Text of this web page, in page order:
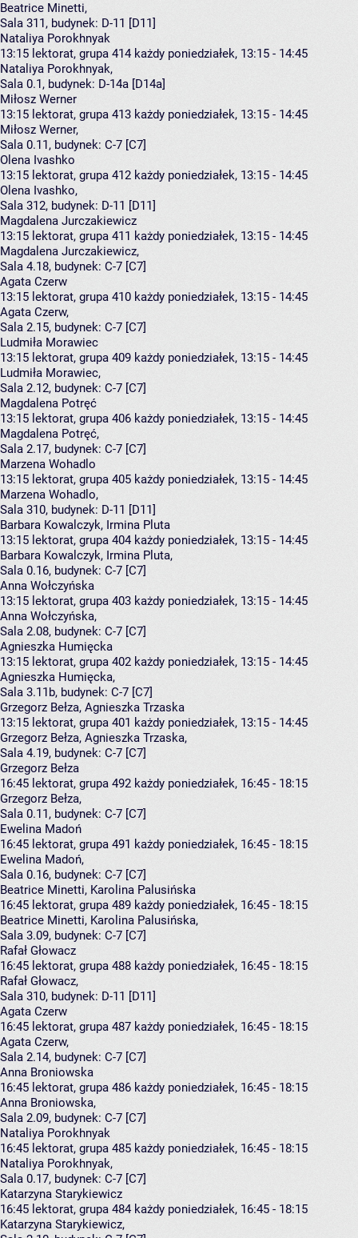
Beatrice Minetti,
Sala 311, budynek: D-11 [D11]
Nataliya Porokhnyak
13:15 lektorat, grupa 414 każdy poniedziałek, 13:15 - 14:45
Nataliya Porokhnyak,
Sala 0.1, budynek: D-14a [D14a]
Miłosz Werner
13:15 lektorat, grupa 413 każdy poniedziałek, 13:15 - 14:45
Miłosz Werner,
Sala 0.11, budynek: C-7 [C7]
Olena Ivashko
13:15 lektorat, grupa 412 każdy poniedziałek, 13:15 - 14:45
Olena Ivashko,
Sala 312, budynek: D-11 [D11]
Magdalena Jurczakiewicz
13:15 lektorat, grupa 411 każdy poniedziałek, 13:15 - 14:45
Magdalena Jurczakiewicz,
Sala 4.18, budynek: C-7 [C7]
Agata Czerw
13:15 lektorat, grupa 410 każdy poniedziałek, 13:15 - 14:45
Agata Czerw,
Sala 2.15, budynek: C-7 [C7]
Ludmiła Morawiec
13:15 lektorat, grupa 409 każdy poniedziałek, 13:15 - 14:45
Ludmiła Morawiec,
Sala 2.12, budynek: C-7 [C7]
Magdalena Potręć
13:15 lektorat, grupa 406 każdy poniedziałek, 13:15 - 14:45
Magdalena Potręć,
Sala 2.17, budynek: C-7 [C7]
Marzena Wohadlo
13:15 lektorat, grupa 405 każdy poniedziałek, 13:15 - 14:45
Marzena Wohadlo,
Sala 310, budynek: D-11 [D11]
Barbara Kowalczyk, Irmina Pluta
13:15 lektorat, grupa 404 każdy poniedziałek, 13:15 - 14:45
Barbara Kowalczyk, Irmina Pluta,
Sala 0.16, budynek: C-7 [C7]
Anna Wołczyńska
13:15 lektorat, grupa 403 każdy poniedziałek, 13:15 - 14:45
Anna Wołczyńska,
Sala 2.08, budynek: C-7 [C7]
Agnieszka Humięcka
13:15 lektorat, grupa 402 każdy poniedziałek, 13:15 - 14:45
Agnieszka Humięcka,
Sala 3.11b, budynek: C-7 [C7]
Grzegorz Bełza, Agnieszka Trzaska
13:15 lektorat, grupa 401 każdy poniedziałek, 13:15 - 14:45
Grzegorz Bełza, Agnieszka Trzaska,
Sala 4.19, budynek: C-7 [C7]
Grzegorz Bełza
16:45 lektorat, grupa 492 każdy poniedziałek, 16:45 - 18:15
Grzegorz Bełza,
Sala 0.11, budynek: C-7 [C7]
Ewelina Madoń
16:45 lektorat, grupa 491 każdy poniedziałek, 16:45 - 18:15
Ewelina Madoń,
Sala 0.16, budynek: C-7 [C7]
Beatrice Minetti, Karolina Palusińska
16:45 lektorat, grupa 489 każdy poniedziałek, 16:45 - 18:15
Beatrice Minetti, Karolina Palusińska,
Sala 3.09, budynek: C-7 [C7]
Rafał Głowacz
16:45 lektorat, grupa 488 każdy poniedziałek, 16:45 - 18:15
Rafał Głowacz,
Sala 310, budynek: D-11 [D11]
Agata Czerw
16:45 lektorat, grupa 487 każdy poniedziałek, 16:45 - 18:15
Agata Czerw,
Sala 2.14, budynek: C-7 [C7]
Anna Broniowska
16:45 lektorat, grupa 486 każdy poniedziałek, 16:45 - 18:15
Anna Broniowska,
Sala 2.09, budynek: C-7 [C7]
Nataliya Porokhnyak
16:45 lektorat, grupa 485 każdy poniedziałek, 16:45 - 18:15
Nataliya Porokhnyak,
Sala 0.17, budynek: C-7 [C7]
Katarzyna Starykiewicz
16:45 lektorat, grupa 484 każdy poniedziałek, 16:45 - 18:15
Katarzyna Starykiewicz,